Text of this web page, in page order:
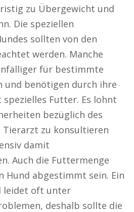
zu Übergewicht und
Die speziellen
sollten von den
werden. Manche
für bestimmte
und benötigen durch ihre
Futter. Es lohnt
bezüglich des
zu konsultieren
damit
Auch die Futtermenge
Hund abgestimmt sein. Ein
leidet oft unter
deshalb sollte die